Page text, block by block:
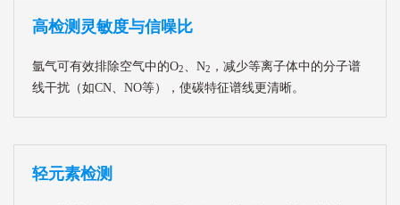
高检测灵敏度与信噪比
氩气可有效排除空气中的O2 、N2
，减少等离子体中的分子谱
线干扰（如CN、NO等），使碳特征谱线更清晰。
轻元素检测